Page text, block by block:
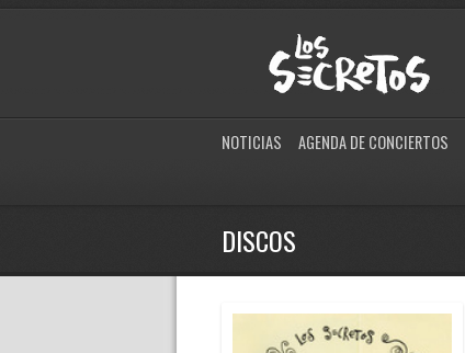
NOTICIAS AGENDA DE CONCIERTOS
DISCOS